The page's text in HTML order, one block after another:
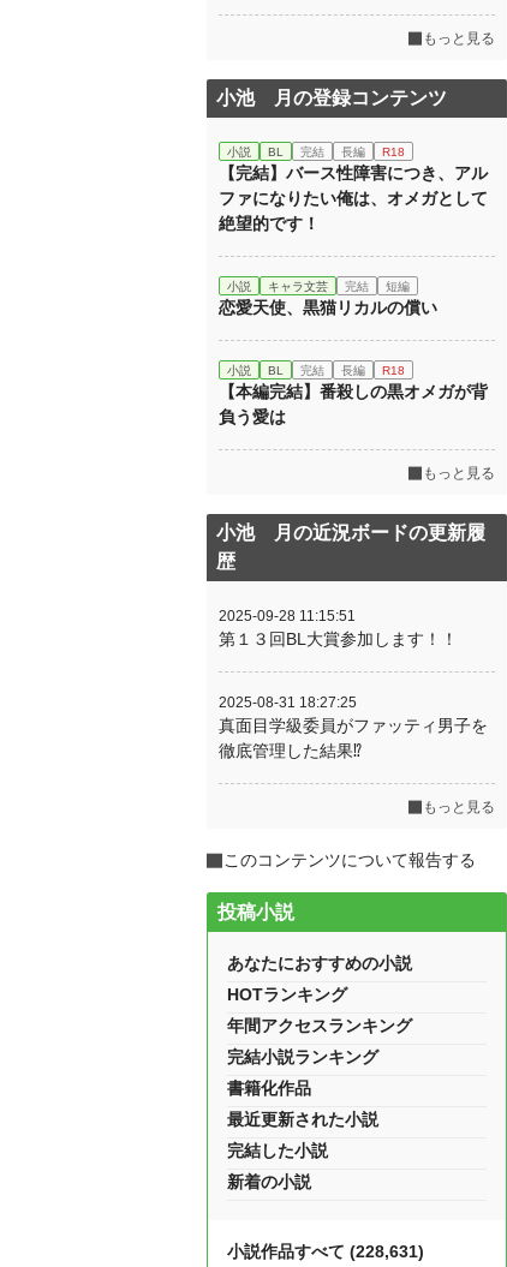
もっと見る
小池 月の登録コンテンツ
小説 BL 完結 長編 R18
【完結】バース性障害につき、アル
ファになりたい俺は、オメガとして
絶望的です！
小説 キャラ文芸 完結 短編
恋愛天使、黒猫リカルの償い
小説 BL 完結 長編 R18
【本編完結】番殺しの黒オメガが背
負う愛は
もっと見る
小池 月の近況ボードの更新履
歴
2025-09-28 11:15:51
第１３回BL大賞参加します！！
2025-08-31 18:27:25
真面目学級委員がファッティ男子を
徹底管理した結果⁉
もっと見る
このコンテンツについて報告する
投稿小説
あなたにおすすめの小説
HOTランキング
年間アクセスランキング
完結小説ランキング
書籍化作品
最近更新された小説
完結した小説
新着の小説
小説作品すべて (228,631)